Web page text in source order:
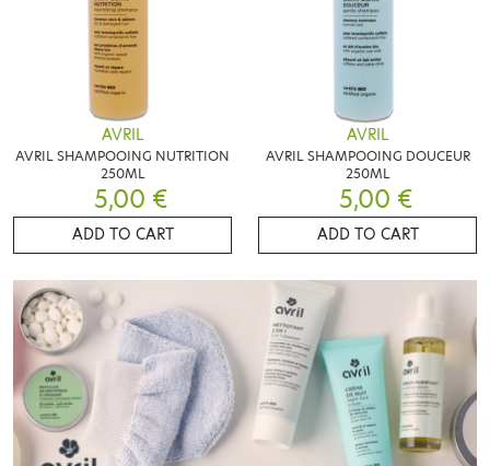
AVRIL
AVRIL SHAMPOOING NUTRITION
250ML
5,00 €
ADD TO CART
AVRIL
AVRIL SHAMPOOING DOUCEUR
250ML
5,00 €
ADD TO CART